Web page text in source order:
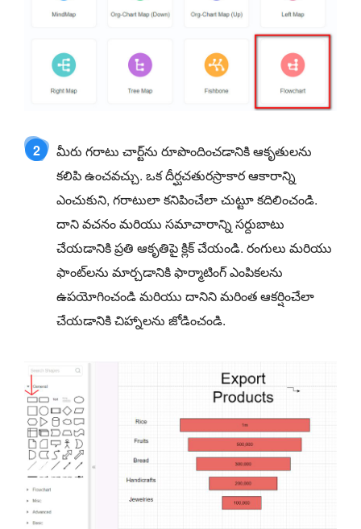
2
మీరు గరాటు చార్ట్‌ను రూపొందించడానికి ఆకృతులను
కలిపి ఉంచవచ్చు. ఒక దీర్ఘచతురస్రాకార ఆకారాన్ని
ఎంచుకుని, గరాటులా కనిపించేలా చుట్టూ కదిలించండి.
దాని వచనం మరియు సమాచారాన్ని సర్దుబాటు
చేయడానికి ప్రతి ఆకృతిపై క్లిక్ చేయండి. రంగులు మరియు
ఫాంట్‌లను మార్చడానికి ఫార్మాటింగ్ ఎంపికలను
ఉపయోగించండి మరియు దానిని మరింత ఆకర్షించేలా
చేయడానికి చిహ్నాలను జోడించండి.